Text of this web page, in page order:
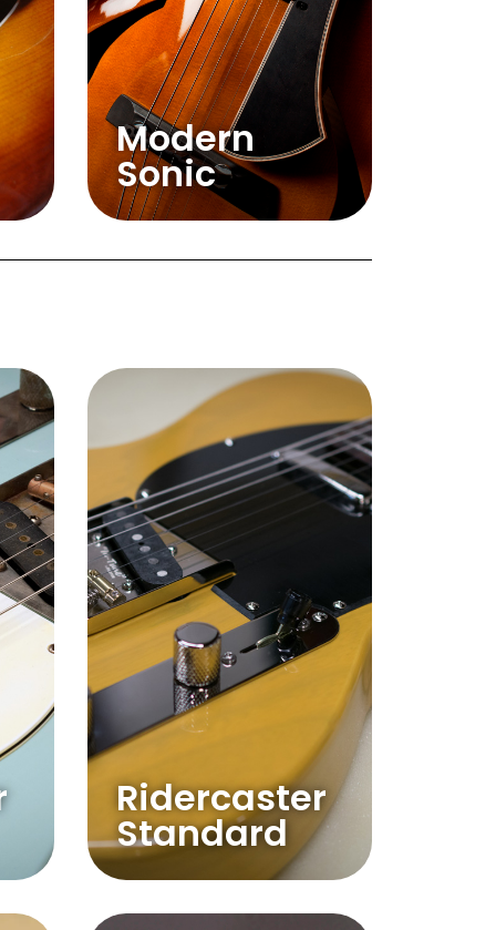
Modern
Sonic
Ridercaster
Standard